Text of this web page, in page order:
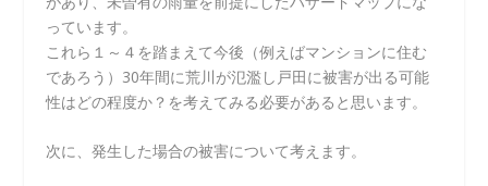
っています。
これら１～４を踏まえて今後（例えばマンションに住む
であろう）30年間に荒川が氾濫し戸田に被害が出る可能
性はどの程度か？を考えてみる必要があると思います。
次に、発生した場合の被害について考えます。